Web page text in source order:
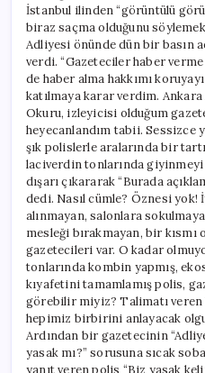
İstanbul ilinden “görüntülü
biraz saçma olduğunu
Adliyesi önünde dün bir basın
verdi. “Gazeteciler haber
de haber alma hakkımı
katılmaya karar verdim.
Okuru, izleyicisi olduğum
heyecanlandım tabii. Sessizce
şık polislerle aralarında bir
laciverdin tonlarında
dışarı çıkararak “Burada
dedi. Nasıl cümle? Öznesi yok!
alınmayan, salonlara
mesleği bırakmayan, bir kısmı
gazetecileri var. O kadar
tonlarında kombin yapmış,
kıyafetini tamamlamış polis,
görebilir miyiz? Talimatı veren
hepimiz birbirini anlayacak
Ardından bir gazetecinin
yasak mı?” sorusuna sıcak
yanıt veren polis “Biz yasak